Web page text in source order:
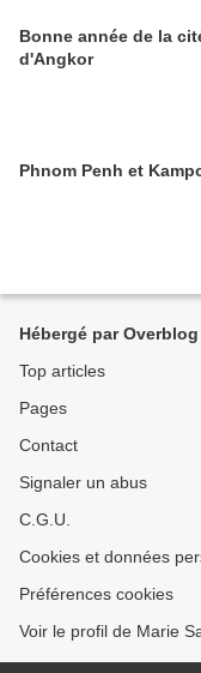
Bonne année de la
d'Angkor
Phnom Penh et
Hébergé par Overblog
Top articles
Pages
Contact
Signaler un abus
C.G.U.
Cookies et données
Préférences cookies
Voir le profil de Marie